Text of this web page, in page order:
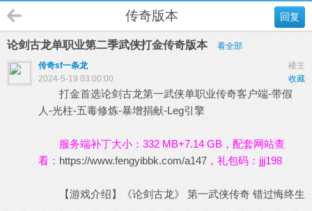
回复
传奇版本
论剑古龙单职业第二季武侠打金传奇版本
看全部
楼主
传奇sf一条龙
收藏
2024-5-19 03:00:00
打金首选论剑古龙第一武侠单职业传奇客户端-带假
人-光柱-五毒修炼-暴增捐献-Leg引擎
服务端补丁大小：332 MB+7.14 GB，配套网站查
看： https://www.fengyibbk.com/a147 ，礼包码：jjj198
【游戏介绍】《论剑古龙》 第一武侠传奇 错过悔终生